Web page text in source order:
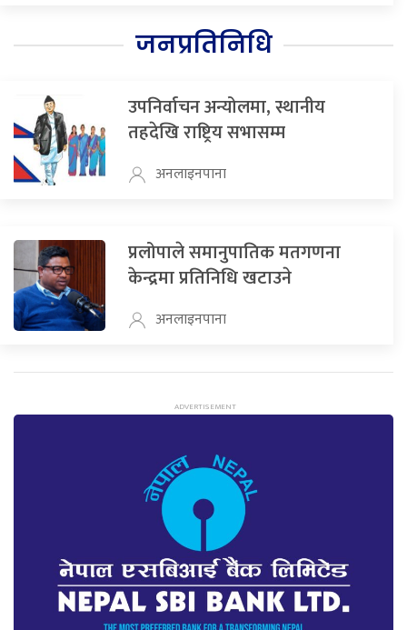
जनप्रतिनिधि
उपनिर्वाचन अन्योलमा, स्थानीय
तहदेखि राष्ट्रिय सभासम्म
अनलाइनपाना
प्रलोपाले समानुपातिक मतगणना
केन्द्रमा प्रतिनिधि खटाउने
अनलाइनपाना